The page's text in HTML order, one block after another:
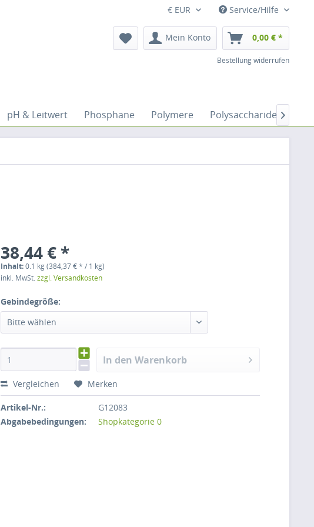
€ EUR Service/Hilfe
Mein Konto 0,00 € *
Bestellung widerrufen
pH & Leitwert Phosphane Polymere Polysaccharide 
38,44 € *
Inhalt:0.1 kg (384,37 € * / 1 kg)
inkl. MwSt.zzgl. Versandkosten
Gebindegröße:
Bitte wählen
In den Warenkorb
Vergleichen Merken
Artikel-Nr.:
G12083
Abgabebedingungen:
Shopkategorie 0